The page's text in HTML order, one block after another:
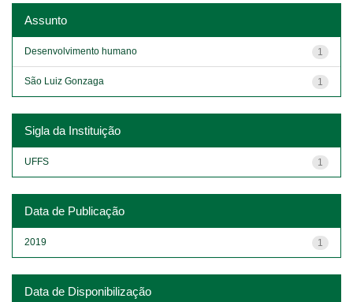
Assunto
1
Desenvolvimento humano
1
São Luiz Gonzaga
Sigla da Instituição
1
UFFS
Data de Publicação
1
2019
Data de Disponibilização